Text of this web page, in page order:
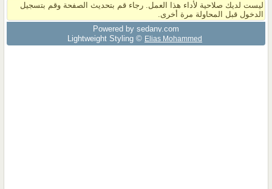
ليست لديك صلاحية لأداء هذا العمل. رجاء قم بتحديث الصفحة وقم بتسجيل
الدخول قبل المحاولة مرة أخرى.
Powered by sedany.com
Lightweight Styling © Elias Mohammed